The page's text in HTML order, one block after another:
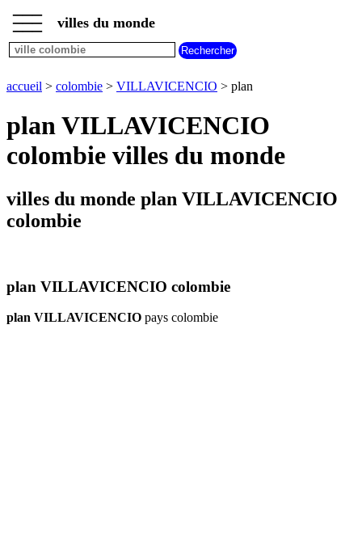
accueil
villes
colombie
VILLAVICENCIO
VILLAVICENCIO
___
___ villes du monde
accueil > colombie > VILLAVICENCIO > plan
plan VILLAVICENCIO
colombie villes du monde
villes du monde plan VILLAVICENCIO
colombie
plan VILLAVICENCIO colombie
plan VILLAVICENCIO pays colombie